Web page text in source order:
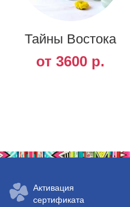
Тайны Востока
от 3600 р.
Активация
сертификата